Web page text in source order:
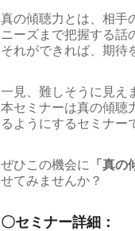
真の傾聴力とは、相手
ニーズまで把握する話
それができれば、期待
一見、難しそうに見え
本セミナーは真の傾聴
るようにするセミナー
ぜひこの機会に 「真の
せてみませんか？
〇セミナー詳細：